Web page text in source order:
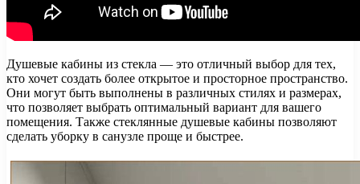
Душевые кабины из стекла — это отличный выбор для тех,
кто хочет создать более открытое и просторное пространство.
Они могут быть выполнены в различных стилях и размерах,
что позволяет выбрать оптимальный вариант для вашего
помещения. Также стеклянные душевые кабины позволяют
сделать уборку в санузле проще и быстрее.